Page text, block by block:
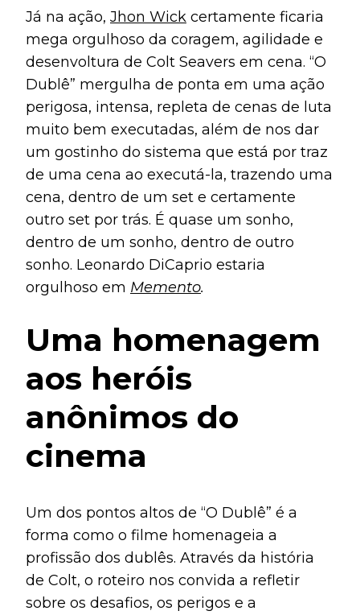
Já na ação, Jhon Wick certamente ficaria
mega orgulhoso da coragem, agilidade e
desenvoltura de Colt Seavers em cena. “O
Dublê” mergulha de ponta em uma ação
perigosa, intensa, repleta de cenas de luta
muito bem executadas, além de nos dar
um gostinho do sistema que está por traz
de uma cena ao executá-la, trazendo uma
cena, dentro de um set e certamente
outro set por trás. É quase um sonho,
dentro de um sonho, dentro de outro
sonho. Leonardo DiCaprio estaria
orgulhoso em Memento.
Uma homenagem
aos heróis
anônimos do
cinema
Um dos pontos altos de “O Dublê” é a
forma como o filme homenageia a
profissão dos dublês. Através da história
de Colt, o roteiro nos convida a refletir
sobre os desafios, os perigos e a